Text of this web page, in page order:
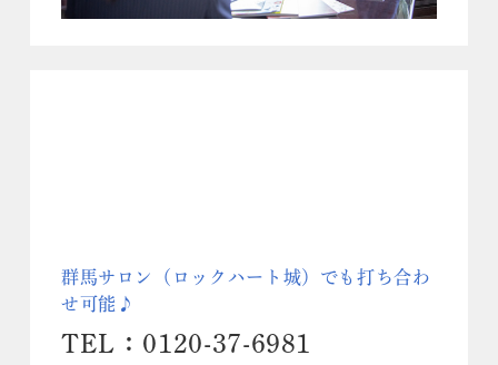
群馬サロン（ロックハート城）でも打ち合わ
せ可能♪
TEL：0120-37-6981